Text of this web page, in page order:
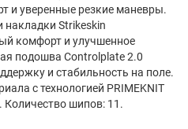
и уверенные резкие маневры.
накладки Strikeskin
комфорт и улучшенное
подошва Controlplate 2.0
и стабильность на поле.
с технологией PRIMEKNIT
шипов: 11.